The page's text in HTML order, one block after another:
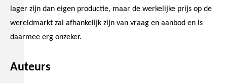
lager zijn dan eigen productie, maar de werkelijke prijs op de
wereldmarkt zal afhankelijk zijn van vraag en aanbod en is
daarmee erg onzeker.
Auteurs